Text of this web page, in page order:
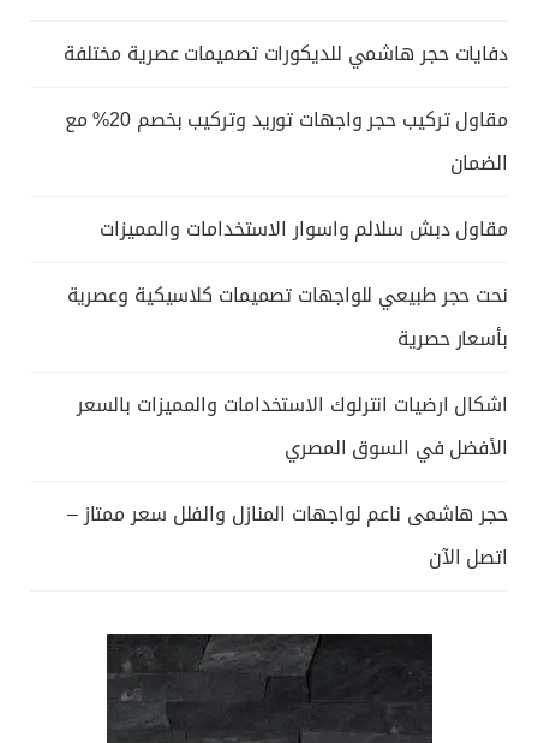
دفايات حجر هاشمي للديكورات تصميمات عصرية مختلفة
مقاول تركيب حجر واجهات توريد وتركيب بخصم 20% مع
الضمان
مقاول دبش سلالم واسوار الاستخدامات والمميزات
نحت حجر طبيعي للواجهات تصميمات كلاسيكية وعصرية
بأسعار حصرية
اشكال ارضيات انترلوك الاستخدامات والمميزات بالسعر
الأفضل في السوق المصري
حجر هاشمى ناعم لواجهات المنازل والفلل سعر ممتاز –
اتصل الآن